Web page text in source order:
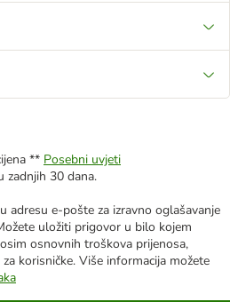
** Posebni uvjeti
zadnjih 30 dana.
adresu e-pošte za izravno oglašavanje
uložiti prigovor u bilo kojem
osnovnih troškova prijenosa,
korisničke. Više informacija možete